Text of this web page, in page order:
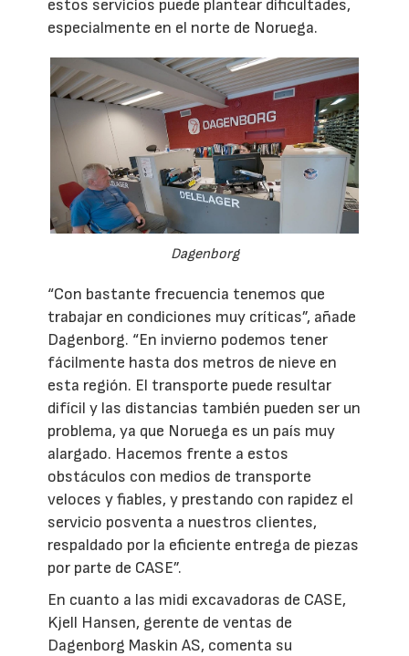
estos servicios puede plantear dificultades,
especialmente en el norte de Noruega.
Dagenborg
“Con bastante frecuencia tenemos que
trabajar en condiciones muy críticas”, añade
Dagenborg. “En invierno podemos tener
fácilmente hasta dos metros de nieve en
esta región. El transporte puede resultar
difícil y las distancias también pueden ser un
problema, ya que Noruega es un país muy
alargado. Hacemos frente a estos
obstáculos con medios de transporte
veloces y fiables, y prestando con rapidez el
servicio posventa a nuestros clientes,
respaldado por la eficiente entrega de piezas
por parte de CASE”.
En cuanto a las midi excavadoras de CASE,
Kjell Hansen, gerente de ventas de
Dagenborg Maskin AS, comenta su